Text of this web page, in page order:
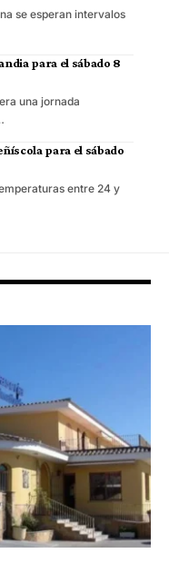
se esperan intervalos
para el sábado 8
una jornada
para el sábado
entre 24 y